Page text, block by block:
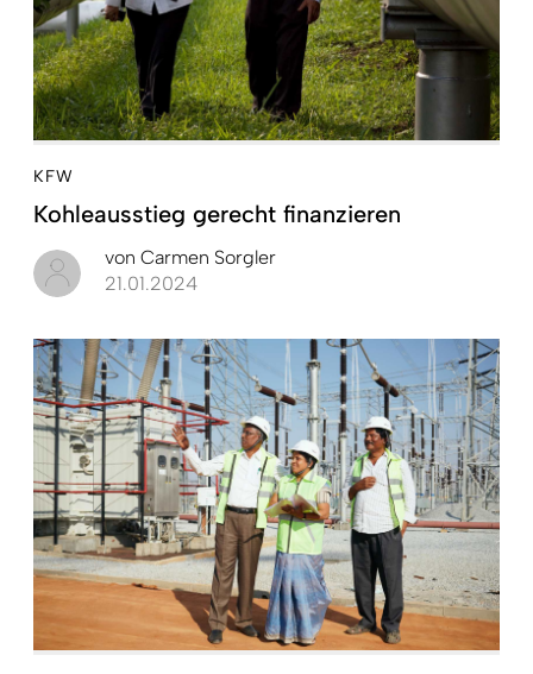
KFW
Kohleausstieg gerecht finanzieren
von Carmen Sorgler
21.01.2024